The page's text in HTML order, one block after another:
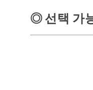
◎ 선택 가